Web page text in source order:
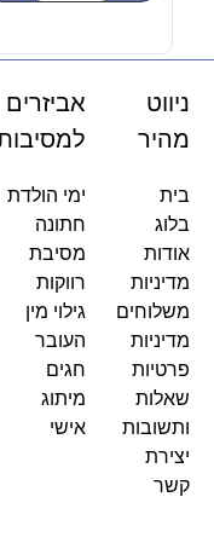
ניווט
מהיר
בית
בלוג
אודות
מדיניות
משלוחים
מדיניות
פרטיות
שאלות
ותשובות
יצירת
קשר
אביזרים
ימי הולדת
חתונה
מסיבת
רווקות
גילוי מין
העובר
חגים
מיתוג
אישי